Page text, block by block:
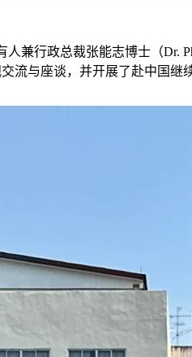
兼行政总裁张能志博士（Dr.
流与座谈，并开展了赴中国